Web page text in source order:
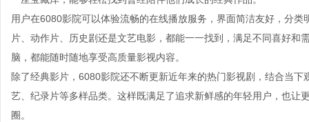
用户在6080影院可以体验流畅的在线播放服务，界面简洁友好，分
片、动作片、历史剧还是文艺电影，都能一一找到，满足不同喜好
脑，都能随时随地享受高质量影视内容。
除了经典影片，6080影院还不断更新近年来的热门影视剧，结合当
艺、纪录片等多样品类。这样既满足了追求新鲜感的年轻用户，也让
圈。